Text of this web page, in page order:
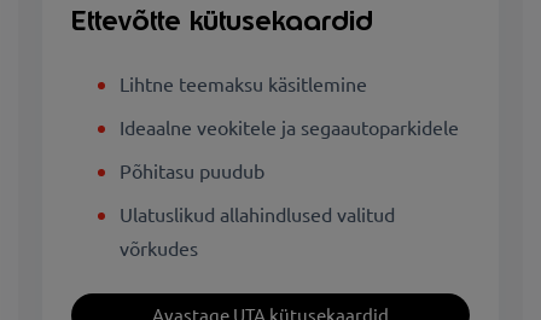
Ettevõtte kütusekaardid
Lihtne teemaksu käsitlemine
Ideaalne veokitele ja segaautoparkidele
Põhitasu puudub
Ulatuslikud allahindlused valitud
võrkudes
Avastage UTA kütusekaardid